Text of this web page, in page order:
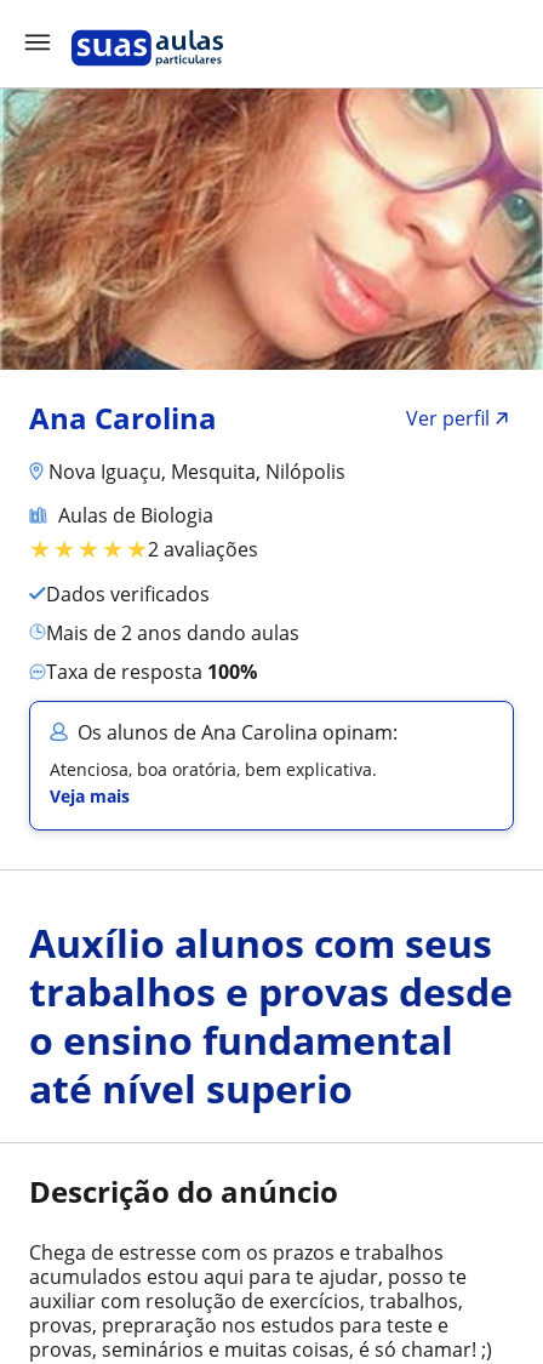
Ana Carolina
Ver perfil
Nova Iguaçu, Mesquita, Nilópolis
Aulas de Biologia
★★★★★2 avaliações
Dados verificados
mais de 2 anos dando aulas
Taxa de resposta 100%
Os alunos de Ana Carolina opinam:
Atenciosa, boa oratória, bem explicativa.
Veja mais
Auxílio alunos com seus
trabalhos e provas desde
o ensino fundamental
até nível superio
Descrição do anúncio
Chega de estresse com os prazos e trabalhos
acumulados estou aqui para te ajudar, posso te
auxiliar com resolução de exercícios, trabalhos,
provas, prepraração nos estudos para teste e
provas, seminários e muitas coisas, é só chamar! ;)